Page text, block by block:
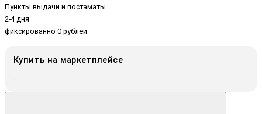
Пункты выдачи и постаматы
2-4 дня
фиксированно 0 рублей
Купить на маркетплейсе